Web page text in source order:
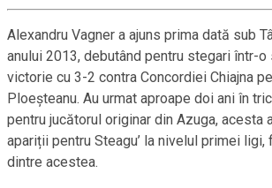
Alexandru Vagner a ajuns prima dată sub
anului 2013, debutând pentru stegari într-
victorie cu 3-2 contra Concordiei Chiajna
Ploeșteanu. Au urmat aproape doi ani în
pentru jucătorul originar din Azuga, acesta
apariții pentru Steagu’ la nivelul primei ligi,
dintre acestea.